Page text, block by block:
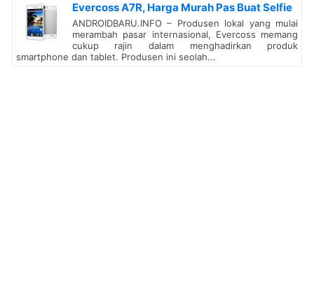
Evercoss A7R, Harga Murah Pas Buat Selfie
ANDROIDBARU.INFO – Produsen lokal yang mulai
merambah pasar internasional, Evercoss memang
cukup rajin dalam menghadirkan produk
smartphone dan tablet. Produsen ini seolah...